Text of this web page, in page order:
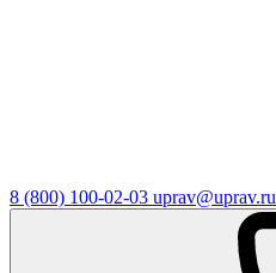
8 (800) 100-02-03 uprav@uprav.ru